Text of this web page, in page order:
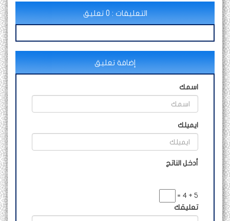
التعليقات : 0 تعليق
إضافة تعليق
اسمك
ايميلك
أدخل الناتج
5 + 4 =
تعليقك